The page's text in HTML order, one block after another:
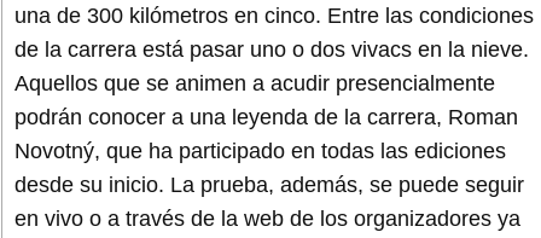
una de 300 kilómetros en cinco. Entre las condiciones
de la carrera está pasar uno o dos vivacs en la nieve.
Aquellos que se animen a acudir presencialmente
podrán conocer a una leyenda de la carrera, Roman
Novotný, que ha participado en todas las ediciones
desde su inicio. La prueba, además, se puede seguir
en vivo o a través de la web de los organizadores ya